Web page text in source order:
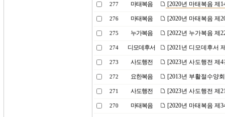
277 마태복음 [2020년 마태복음 제
276 마태복음 [2020년 마태복음 제
275 누가복음 [2022년 누가복음 제
274 디모데후서 [2021년 디모데후서
273 사도행전 [2023년 사도행전 제
272 요한복음 [2013년 부활절수양
271 사도행전 [2023년 사도행전 제
270 마태복음 [2020년 마태복음 제